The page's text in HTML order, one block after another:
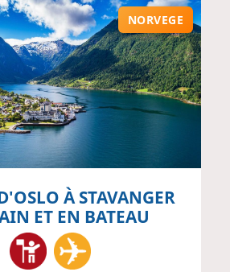
NORVEGE
À STAVANGER
ET EN BATEAU